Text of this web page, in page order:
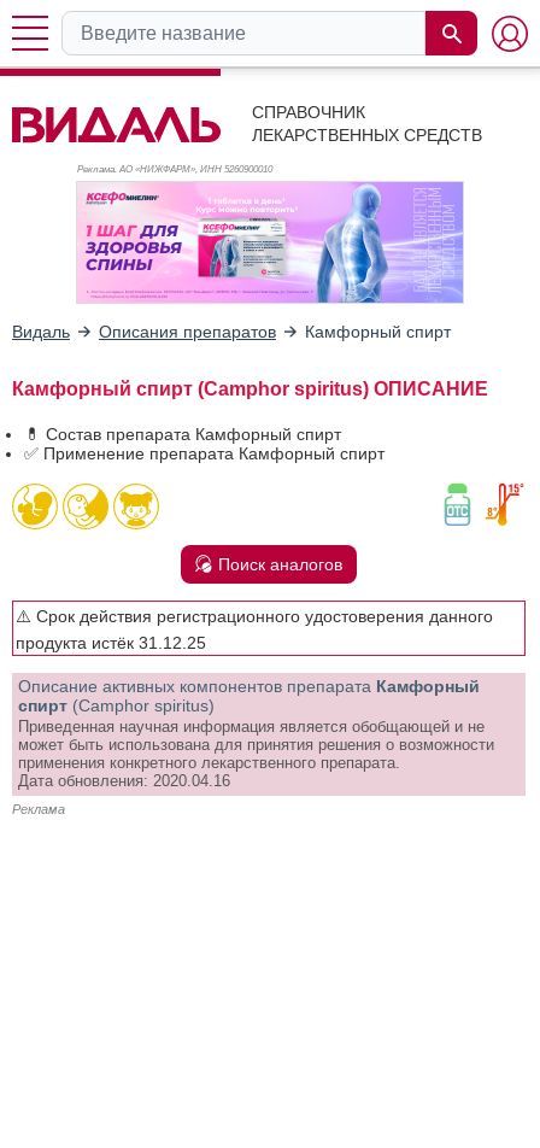
СПРАВОЧНИК
ЛЕКАРСТВЕННЫХ СРЕДСТВ
Реклама. АО «НИЖФАРМ», ИНН 5260900010
Видаль Описания препаратов Камфорный спирт
Камфорный спирт (Camphor spiritus) ОПИСАНИЕ
💊 Состав препарата Камфорный спирт
✅ Применение препарата Камфорный спирт
Поиск аналогов
⚠️ Срок действия регистрационного удостоверения данного
продукта истёк 31.12.25
Описание активных компонентов препарата Камфорный
спирт (Camphor spiritus)
Приведенная научная информация является обобщающей и не
может быть использована для принятия решения о возможности
применения конкретного лекарственного препарата.
Дата обновления: 2020.04.16
Реклама